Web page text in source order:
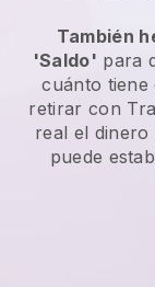
También
'Saldo' para
cuánto tiene
retirar con
real el
puede